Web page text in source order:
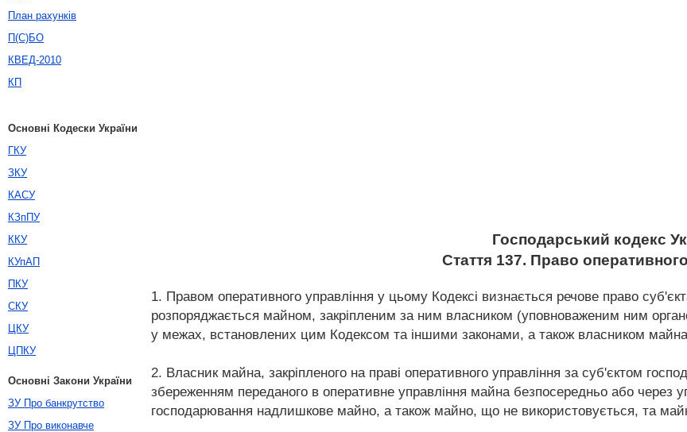
Господарський кодекс
Стаття 137. Право
1. Правом оперативного управління у цьому Кодексі визнається речове право
розпоряджається майном, закріпленим за ним власником (уповноваженим ним
у межах, встановлених цим Кодексом та іншими законами, а також власником
2. Власник майна, закріпленого на праві оперативного управління за суб'єктом
збереженням переданого в оперативне управління майна безпосередньо або через
господарювання надлишкове майно, а також майно, що не використовується, та
План рахунків
П(С)БО
КВЕД-2010
КП
Основні Кодески України
ГКУ
ЗКУ
КАСУ
КЗпПУ
ККУ
КУпАП
ПКУ
СКУ
ЦКУ
ЦПКУ
Основні Закони України
ЗУ Про банкрутство
ЗУ Про виконавче